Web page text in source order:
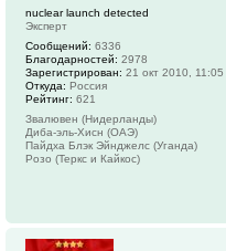
nuclear launch detected
Эксперт
Сообщений: 6336
Благодарностей: 2978
Зарегистрирован: 21 окт 2010, 11:05
Откуда: Россия
Рейтинг: 621
Звалювен (Нидерланды)
Диба-эль-Хисн (ОАЭ)
Пайдха Блэк Эйнджелс (Уганда)
Розо (Теркс и Кайкос)